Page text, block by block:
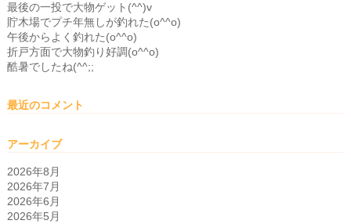
最後の一投で大物ゲット(^^)v
貯木場でプチ年無しが釣れた(o^^o)
午後からよく釣れた(o^^o)
折戸方面で大物釣り好調(o^^o)
酷暑でしたね(^^;;
最近のコメント
アーカイブ
2026年8月
2026年7月
2026年6月
2026年5月